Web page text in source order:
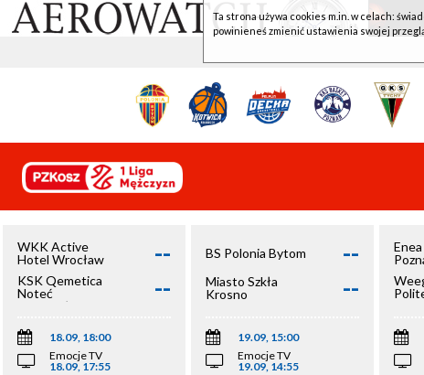
WKK Active
Hotel Wrocław
--
KSK Qemetica
Noteć
Inowrocław
--
18.09, 18:00
Emocje TV
18.09, 17:55
BS Polonia Bytom --
Miasto Szkła
Krosno
--
19.09, 15:00
Emocje TV
19.09, 14:55
Ta strona używa cookies m.in. w celach:
powinieneś zmienić ustawienia swojej